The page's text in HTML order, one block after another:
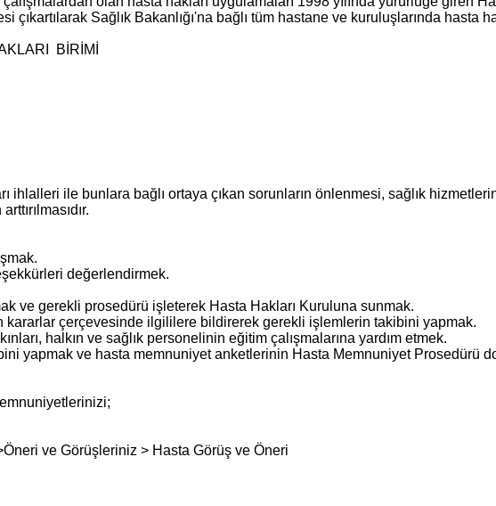
Sağlık Bakanlığı'na bağlı tüm hastane ve kuruluşlarında hasta
BİRİMİ
ihlalleri ile bunlara bağlı ortaya çıkan sorunların önlenmesi, sağlık
değerlendirmek.
ve gerekli prosedürü işleterek Hasta Hakları Kuruluna sunmak.
kararlar çerçevesinde ilgililere bildirerek gerekli işlemlerin takibini yapmak.
halkın ve sağlık personelinin eğitim çalışmalarına yardım etmek.
yapmak ve hasta memnuniyet anketlerinin Hasta Memnuniyet Prosedürü
ve Görüşleriniz > Hasta Görüş ve Öneri